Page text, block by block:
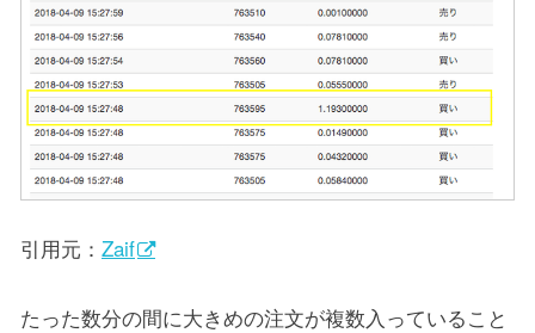
引用元： Zaif
たった数分の間に大きめの注文が複数入っていること